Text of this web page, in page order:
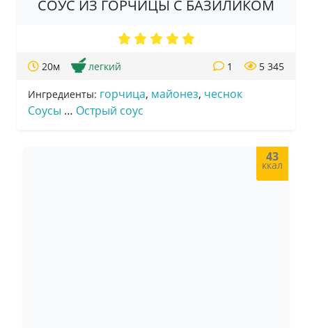
СОУС ИЗ ГОРЧИЦЫ С БАЗИЛИКОМ
20м легкий 5 345
1
Ингредиенты: горчица, майонез, чеснок
Соусы … Острый соус
43
ккал